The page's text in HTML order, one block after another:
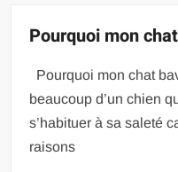
Pourquoi mon
Pourquoi mon chat
beaucoup d’un chien
s’habituer à sa saleté
raisons